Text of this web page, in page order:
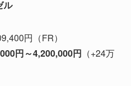
ル
円（FR）
円～4,200,000円 （+24万